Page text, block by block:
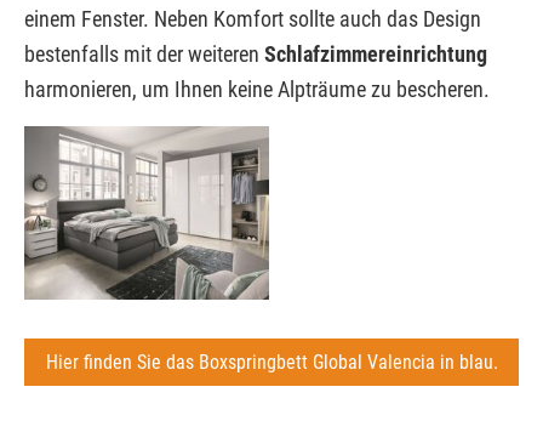
einem Fenster. Neben Komfort sollte auch das Design
bestenfalls mit der weiteren Schlafzimmereinrichtung
harmonieren, um Ihnen keine Alpträume zu bescheren.
Hier finden Sie das Boxspringbett Global Valencia in blau.